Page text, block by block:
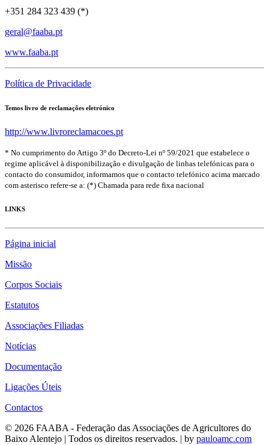
+351 284 323 439 (*)
geral@faaba.pt
www.faaba.pt
Política de Privacidade
Temos livro de reclamações eletrónico
http://www.livroreclamacoes.pt
* No cumprimento do Artigo 3º do Decreto-Lei nº 59/2021 que estabelece o
regime aplicável à disponibilização e divulgação de linhas telefónicas para o
contacto do consumidor, informamos que o contacto telefónico acima marcado
com asterisco refere-se a: (*) Chamada para rede fixa nacional
LINKS
Página inicial
Missão
Corpos Sociais
Estatutos
Associações Filiadas
Notícias
Documentação
Ligações Úteis
Contactos
© 2026 FAABA - Federação das Associações de Agricultores do
Baixo Alentejo | Todos os direitos reservados. | by pauloamc.com